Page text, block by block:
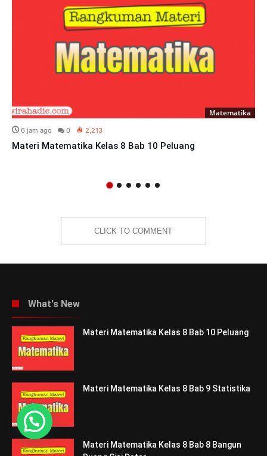
Matematika
6 jam ago 0 2,213
Materi Matematika Kelas 8 Bab 10 Peluang
CLICK TO COMMENT
What's New
Materi Matematika Kelas 8 Bab 10 Peluang
Materi Matematika Kelas 8 Bab 9 Statistika
Materi Matematika Kelas 8 Bab 8 Bangun